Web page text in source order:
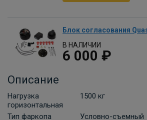
Блок согласования
В НАЛИЧИИ
6 000 ₽
Комплект
Описание
Нагрузка
горизонтальная
1500 кг
Тип фаркопа
Условно-съемный